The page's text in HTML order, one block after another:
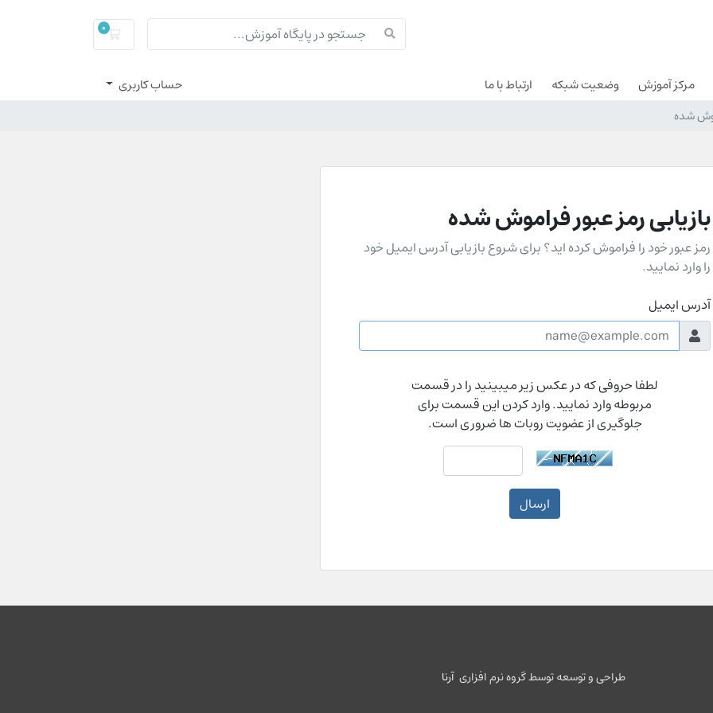
0
سبد خرید
مرکز آموزش وضعیت شبکه ارتباط با ما حساب کاربری
شده
بازیابی رمز عبور فراموش شده
رمز عبور خود را فراموش کرده اید؟ برای شروع بازیابی آدرس ایمیل خود
را وارد نمایید.
آدرس ایمیل
لطفا حروفی که در عکس زیر میبینید را در قسمت
مربوطه وارد نمایید. وارد کردن این قسمت برای
جلوگیری از عضویت روبات ها ضروری است.
ارسال
طراحی و توسعه توسط گروه نرم افزاری آرنا